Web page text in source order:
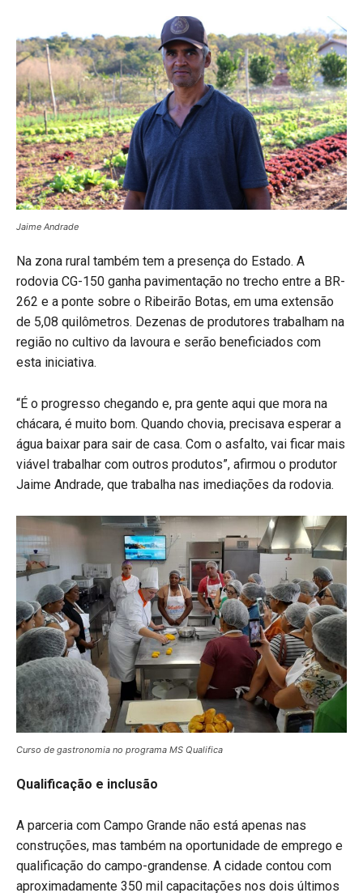
Jaime Andrade
Na zona rural também tem a presença do Estado. A
rodovia CG-150 ganha pavimentação no trecho entre a BR-
262 e a ponte sobre o Ribeirão Botas, em uma extensão
de 5,08 quilômetros. Dezenas de produtores trabalham na
região no cultivo da lavoura e serão beneficiados com
esta iniciativa.
“É o progresso chegando e, pra gente aqui que mora na
chácara, é muito bom. Quando chovia, precisava esperar a
água baixar para sair de casa. Com o asfalto, vai ficar mais
viável trabalhar com outros produtos”, afirmou o produtor
Jaime Andrade, que trabalha nas imediações da rodovia.
Curso de gastronomia no programa MS Qualifica
Qualificação e inclusão
A parceria com Campo Grande não está apenas nas
construções, mas também na oportunidade de emprego e
qualificação do campo-grandense. A cidade contou com
aproximadamente 350 mil capacitações nos dois últimos